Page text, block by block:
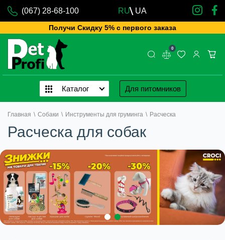
(067) 28-68-100 RU UA
Получи Скидку 5% с первого заказа
0
Каталог Для питомников
Главная \ Собаки \ Инструменты для груминга \ Расческа
Расческа для собак